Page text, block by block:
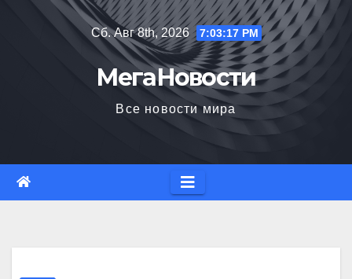
Сб. Авг 8th, 2026 7:03:19 PM
МегаНовости
Все новости мира